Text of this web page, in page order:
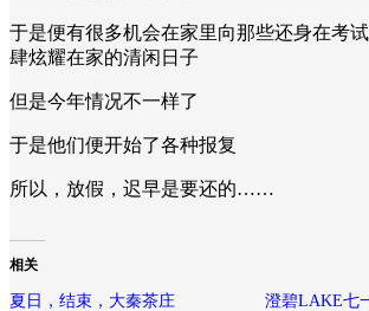
于是便有很多机会在家里向那些还身在考
肆炫耀在家的清闲日子
但是今年情况不一样了
于是他们便开始了各种报复
所以，放假，迟早是要还的……
相关
夏日，结束，大秦茶庄
澄碧LAKE七